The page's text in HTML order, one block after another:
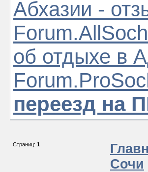
Абхазии -
об отдыхе в
переезд на
Страниц: 1
Сочи